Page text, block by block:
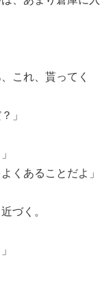
これ、貰ってく
」
くあることだよ」
づく。